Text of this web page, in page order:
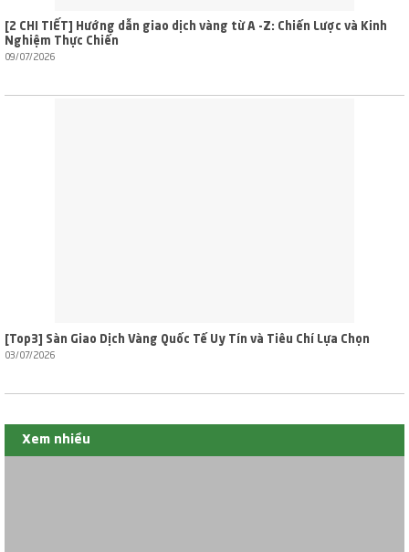
[2 CHI TIẾT] Hướng dẫn giao dịch vàng từ A -Z: Chiến Lược và Kinh
Nghiệm Thực Chiến
09/07/2026
[Top3] Sàn Giao Dịch Vàng Quốc Tế Uy Tín và Tiêu Chí Lựa Chọn
03/07/2026
Xem nhiều